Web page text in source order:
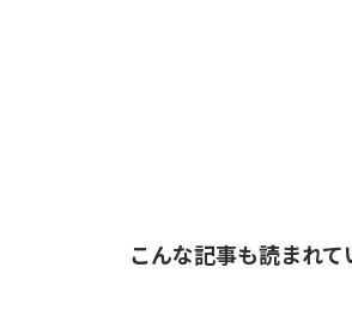
こんな記事も読まれて